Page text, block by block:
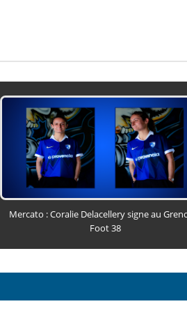
Mercato : Coralie Delacellery signe au
Foot 38